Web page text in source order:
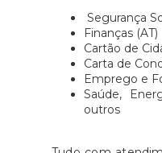
Segurança
Finanças (AT)
Cartão de
Carta de
Emprego e
Saúde,
outros